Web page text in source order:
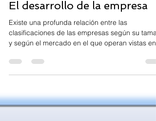
24 ago 2020
1 min de lectura
El desarrollo de la empresa
Existe una profunda relación entre las
y según el mercado en el que operan vistas en
la...